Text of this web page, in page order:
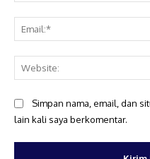
Simpan nama, email, dan
lain kali saya berkomentar.